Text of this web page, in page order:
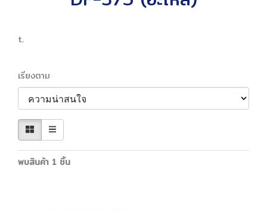
t.
เรียงตาม
พบสินค้า 1 ชิ้น